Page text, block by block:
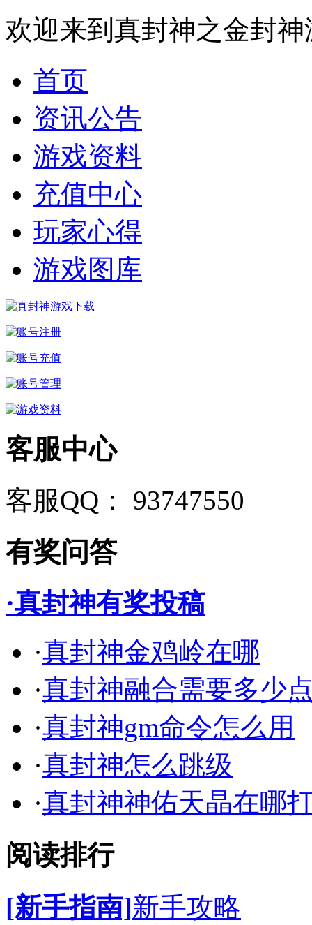
欢迎来到真封神之金封
首页
资讯公告
游戏资料
充值中心
玩家心得
游戏图库
客服中心
客服QQ： 93747550
有奖问答
·真封神有奖投稿
·真封神金鸡岭在哪
·真封神融合需要多少
·真封神gm命令怎么用
·真封神怎么跳级
·真封神神佑天晶在哪
阅读排行
[新手指南]新手攻略